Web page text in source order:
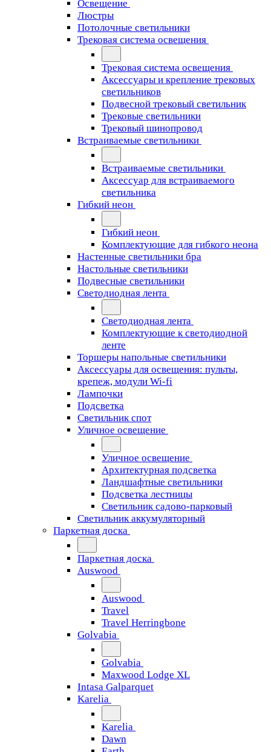
Освещение
Люстры
Потолочные светильники
Трековая система освещения
Трековая система освещения
Аксессуары и крепление трековых
светильников
Подвесной трековый светильник
Трековые светильники
Трековый шинопровод
Встраиваемые светильники
Встраиваемые светильники
Аксессуар для встраиваемого
светильника
Гибкий неон
Гибкий неон
Комплектующие для гибкого неона
Настенные светильники бра
Настольные светильники
Подвесные светильники
Светодиодная лента
Светодиодная лента
Комплектующие к светодиодной
ленте
Торшеры напольные светильники
Аксессуары для освещения: пульты,
крепеж, модули Wi-fi
Лампочки
Подсветка
Светильник спот
Уличное освещение
Уличное освещение
Архитектурная подсветка
Ландшафтные светильники
Подсветка лестницы
Светильник садово-парковый
Светильник аккумуляторный
Паркетная доска
Паркетная доска
Auswood
Auswood
Travel
Travel Herringbone
Golvabia
Golvabia
Maxwood Lodge XL
Intasa Galparquet
Karelia
Karelia
Dawn